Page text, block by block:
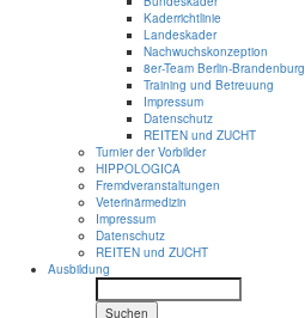
Kaderrichtlinie
Landeskader
Nachwuchskonzeption
8er-Team Berlin-Brandenburg
Training und Betreuung
Impressum
Datenschutz
REITEN und ZUCHT
Turnier der Vorbilder
HIPPOLOGICA
Fremdveranstaltungen
Veterinärmedizin
Impressum
Datenschutz
REITEN und ZUCHT
Ausbildung
Suchen